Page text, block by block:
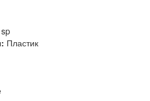
Пластик